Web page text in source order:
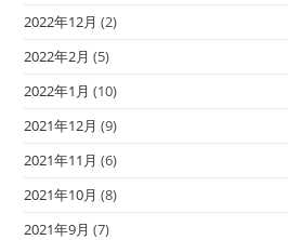
2022年12月 (2)
2022年2月 (5)
2022年1月 (10)
2021年12月 (9)
2021年11月 (6)
2021年10月 (8)
2021年9月 (7)